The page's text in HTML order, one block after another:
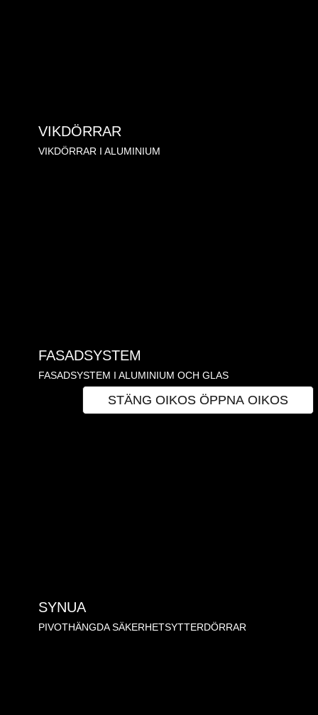
VIKDÖRRAR
VIKDÖRRAR I ALUMINIUM
FASADSYSTEM
FASADSYSTEM I ALUMINIUM OCH GLAS
STÄNG OIKOS ÖPPNA OIKOS
SYNUA
PIVOTHÄNGDA SÄKERHETSYTTERDÖRRAR